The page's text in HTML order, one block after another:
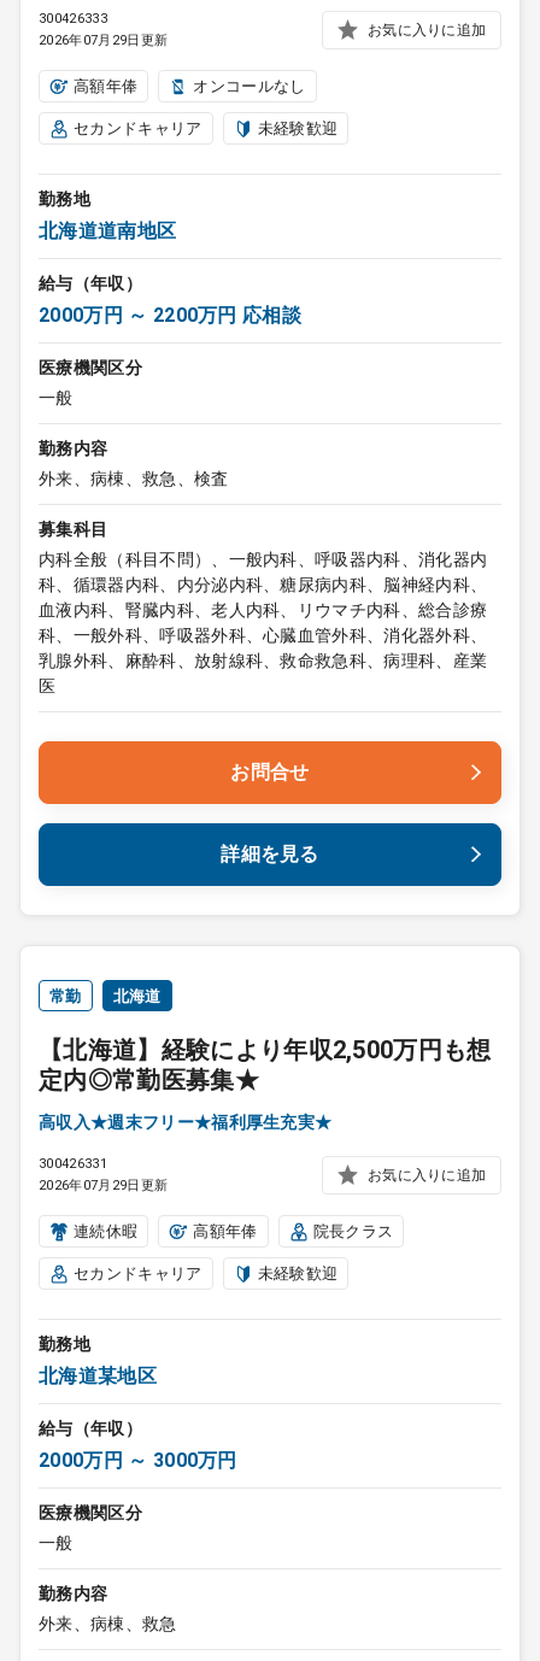
300426333
2026年07月29日更新
お気に入りに追加
高額年俸 オンコールなし
セカンドキャリア 未経験歓迎
勤務地
北海道道南地区
給与（年収）
2000万円 ～ 2200万円 応相談
医療機関区分
一般
勤務内容
外来、病棟、救急、検査
募集科目
内科全般（科目不問）、一般内科、呼吸器内科、消化器内
科、循環器内科、内分泌内科、糖尿病内科、脳神経内科、
血液内科、腎臓内科、老人内科、リウマチ内科、総合診療
科、一般外科、呼吸器外科、心臓血管外科、消化器外科、
乳腺外科、麻酔科、放射線科、救命救急科、病理科、産業
医
お問合せ
詳細を見る
常勤 北海道
【北海道】経験により年収2,500万円も想
定内◎常勤医募集★
高収入★週末フリー★福利厚生充実★
300426331
2026年07月29日更新
お気に入りに追加
連続休暇 高額年俸 院長クラス
セカンドキャリア 未経験歓迎
勤務地
北海道某地区
給与（年収）
2000万円 ～ 3000万円
医療機関区分
一般
勤務内容
外来、病棟、救急